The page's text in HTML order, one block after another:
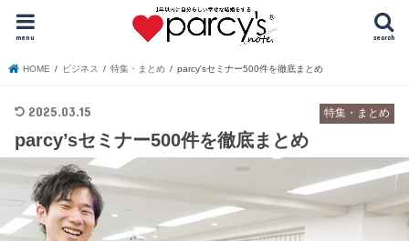
search
menu
HOME ビジネス 特集・まとめ parcy'sセミナー500件を徹底まとめ
特集・まとめ
2025.03.15
parcy’sセミナー500件を徹底まとめ